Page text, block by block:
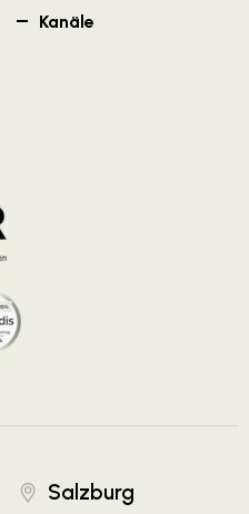
Kanäle
Salzburg